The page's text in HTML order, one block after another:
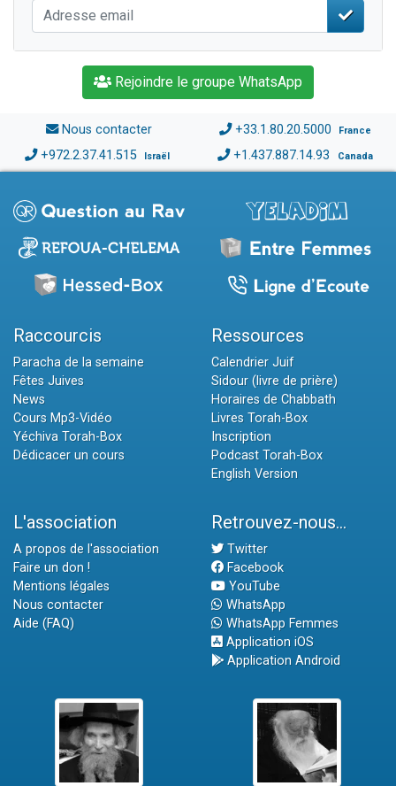
Rejoindre le groupe WhatsApp
Nous contacter +33.1.80.20.5000 France
+972.2.37.41.515 Israël +1.437.887.14.93 Canada
Raccourcis
Paracha de la semaine
Fêtes Juives
News
Cours Mp3-Vidéo
Yéchiva Torah-Box
Dédicacer un cours
Ressources
Calendrier Juif
Sidour (livre de prière)
Horaires de Chabbath
Livres Torah-Box
Inscription
Podcast Torah-Box
English Version
L'association
A propos de l'association
Faire un don !
Mentions légales
Nous contacter
Aide (FAQ)
Retrouvez-nous...
Twitter
Facebook
YouTube
WhatsApp
WhatsApp Femmes
Application iOS
Application Android